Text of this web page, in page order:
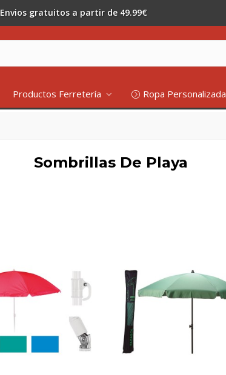
Envios gratuitos a partir de 49.99€
Productos Ferretería Ropa Personalizada
Sombrillas De Playa